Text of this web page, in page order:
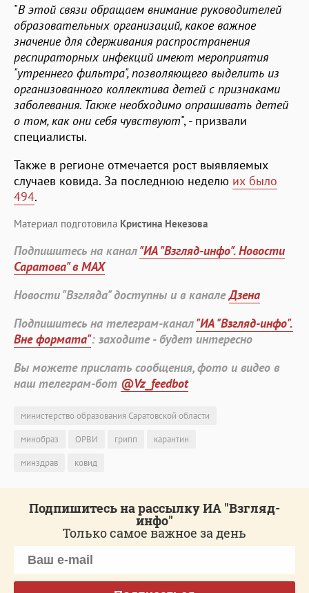
"В этой связи обращаем внимание руководителей
образовательных организаций, какое важное
значение для сдерживания распространения
респираторных инфекций имеют мероприятия
"утреннего фильтра", позволяющего выделить из
организованного коллектива детей с признаками
заболевания. Также необходимо опрашивать детей
о том, как они себя чувствуют", - призвали
специалисты.
Также в регионе отмечается рост выявляемых
случаев ковида. За последнюю неделю их было
494.
Материал подготовила Кристина Некезова
Подпишитесь на канал"ИА "Взгляд-инфо". Новости
Саратова" в MAX
Новости "Взгляда" доступны и в каналеДзена
Подпишитесь на телеграм-канал"ИА "Взгляд-инфо".
Вне формата": заходите - будет интересно
Вы можете прислать сообщения, фото и видео в
наш телеграм-бот @Vz_feedbot
министерство образования Саратовской области
минобраз
ОРВИ грипп
карантин
минздрав
ковид
Подпишитесь на рассылку ИА "Взгляд-
инфо"
Только самое важное за день